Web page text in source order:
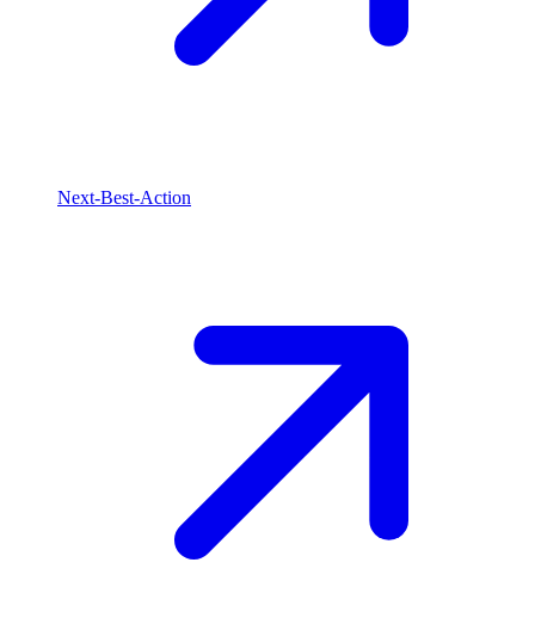
Next-Best-Action